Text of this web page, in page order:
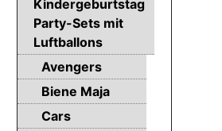
Kindergeburtstag
Party-Sets mit
Luftballons
Avengers
Biene Maja
Cars